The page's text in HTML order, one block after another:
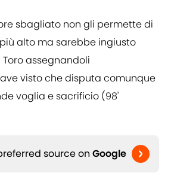
sbagliato non gli permette di
alto ma sarebbe ingiusto
assegnandoli
visto che disputa comunque
voglia e sacrificio (98'
source on Google